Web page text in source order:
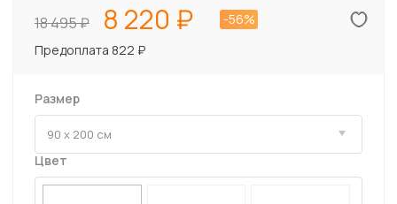
18 495 8 220
-56%
Предоплата 822 ₽
Размер
Цвет